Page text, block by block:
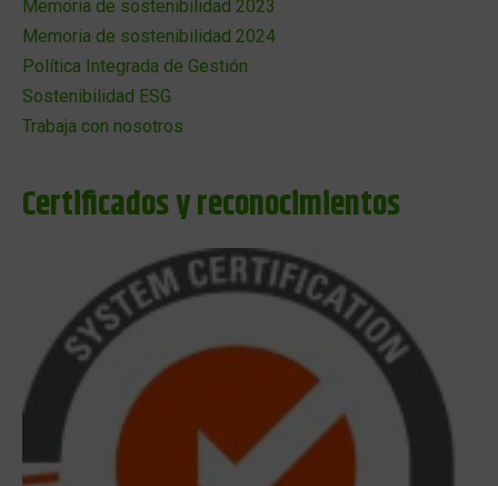
Memoria de sostenibilidad 2023
Memoria de sostenibilidad 2024
Política Integrada de Gestión
Sostenibilidad ESG
Trabaja con nosotros
Certificados y reconocimientos